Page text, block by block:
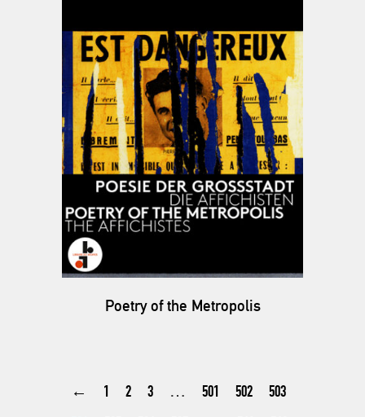
Poetry of the Metropolis
← 1 2 3 … 501 502
503